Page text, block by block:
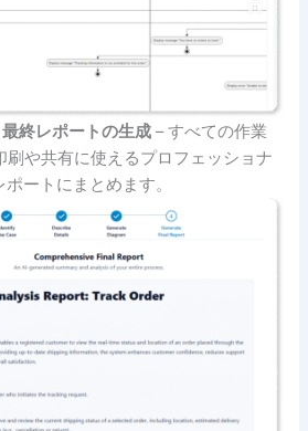
終レポートの生成 – すべての作業
刷や共有に使えるプロフェッショナ
ートにまとめます。